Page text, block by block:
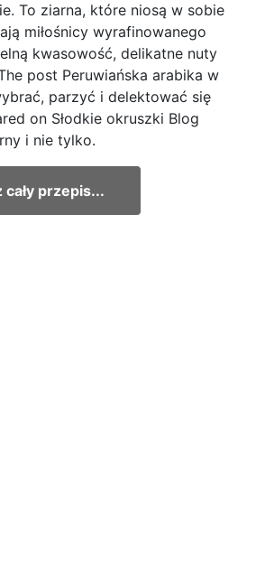
To ziarna, które niosą w sobie
miłośnicy wyrafinowanego
kwasowość, delikatne nuty
post Peruwiańska arabika w
parzyć i delektować się
on Słodkie okruszki Blog
i nie tylko.
cały przepis...